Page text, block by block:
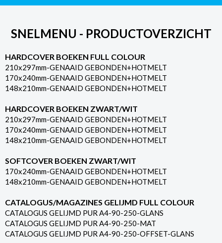
SNELMENU - PRODUCTOVERZICHT
HARDCOVER BOEKEN FULL COLOUR
210x297mm-GENAAID GEBONDEN+HOTMELT
170x240mm-GENAAID GEBONDEN+HOTMELT
148x210mm-GENAAID GEBONDEN+HOTMELT
HARDCOVER BOEKEN ZWART/WIT
210x297mm-GENAAID GEBONDEN+HOTMELT
170x240mm-GENAAID GEBONDEN+HOTMELT
148x210mm-GENAAID GEBONDEN+HOTMELT
SOFTCOVER BOEKEN ZWART/WIT
170x240mm-GENAAID GEBONDEN+HOTMELT
148x210mm-GENAAID GEBONDEN+HOTMELT
CATALOGUS/MAGAZINES GELIJMD FULL COLOUR
CATALOGUS GELIJMD PUR A4-90-250-GLANS
CATALOGUS GELIJMD PUR A4-90-250-MAT
CATALOGUS GELIJMD PUR A4-90-250-OFFSET-GLANS